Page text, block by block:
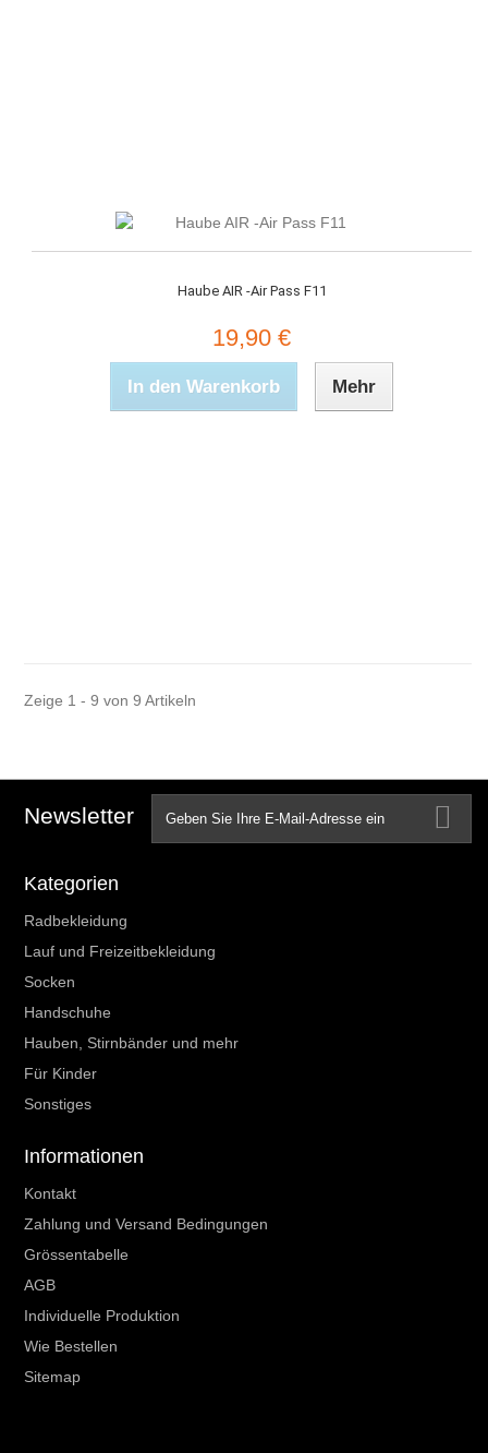
Haube AIR -Air Pass F11
19,90 €
In den Warenkorb Mehr
Zeige 1 - 9 von 9 Artikeln
Newsletter
Kategorien
Radbekleidung
Lauf und Freizeitbekleidung
Socken
Handschuhe
Hauben, Stirnbänder und mehr
Für Kinder
Sonstiges
Informationen
Kontakt
Zahlung und Versand Bedingungen
Grössentabelle
AGB
Individuelle Produktion
Wie Bestellen
Sitemap